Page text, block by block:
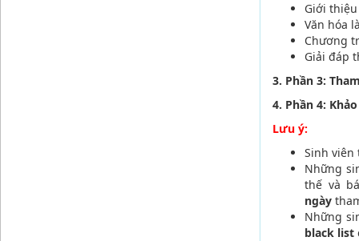
Giới thiệu
Văn hóa
Chương
Giải đáp
3. Phần 3:
4. Phần 4:
Lưu ý:
Sinh
Những
thế và
ngày
Những
black list